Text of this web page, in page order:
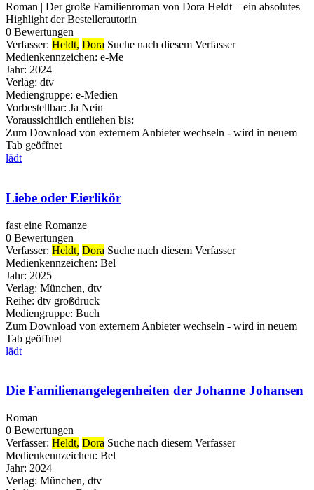
Roman | Der große Familienroman von Dora Heldt – ein absolutes
Highlight der Bestellerautorin
0 Bewertungen
Verfasser: Heldt, Dora Suche nach diesem Verfasser
Medienkennzeichen: e-Me
Jahr: 2024
Verlag: dtv
Mediengruppe: e-Medien
Vorbestellbar: Ja Nein
Voraussichtlich entliehen bis:
Zum Download von externem Anbieter wechseln - wird in neuem
Tab geöffnet
lädt
Liebe oder Eierlikör
fast eine Romanze
0 Bewertungen
Verfasser: Heldt, Dora Suche nach diesem Verfasser
Medienkennzeichen: Bel
Jahr: 2025
Verlag: München, dtv
Reihe: dtv großdruck
Mediengruppe: Buch
Zum Download von externem Anbieter wechseln - wird in neuem
Tab geöffnet
lädt
Die Familienangelegenheiten der Johanne Johansen
Roman
0 Bewertungen
Verfasser: Heldt, Dora Suche nach diesem Verfasser
Medienkennzeichen: Bel
Jahr: 2024
Verlag: München, dtv